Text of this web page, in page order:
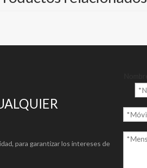
para garantizar los intereses de